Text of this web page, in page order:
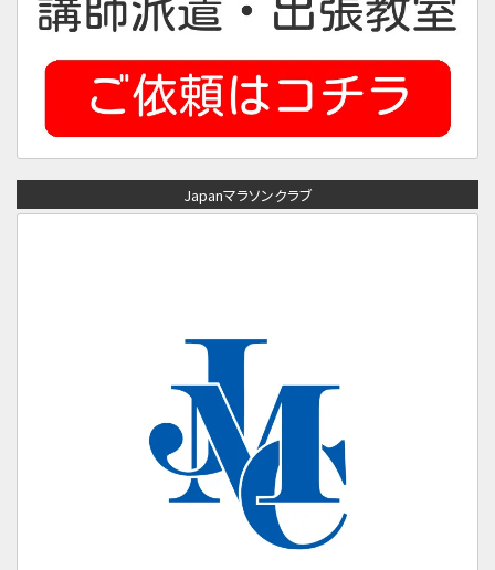
Japanマラソンクラブ